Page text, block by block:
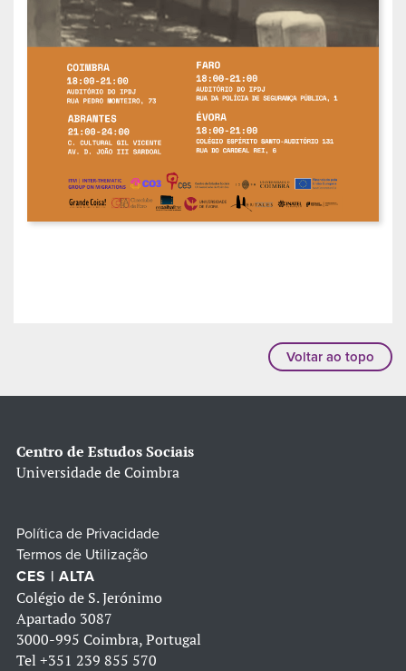
Voltar ao topo
Centro de Estudos Sociais
Universidade de Coimbra
Política de Privacidade
Termos de Utilização
CES | ALTA
Colégio de S. Jerónimo
Apartado 3087
3000-995 Coimbra, Portugal
Tel +351 239 855 570